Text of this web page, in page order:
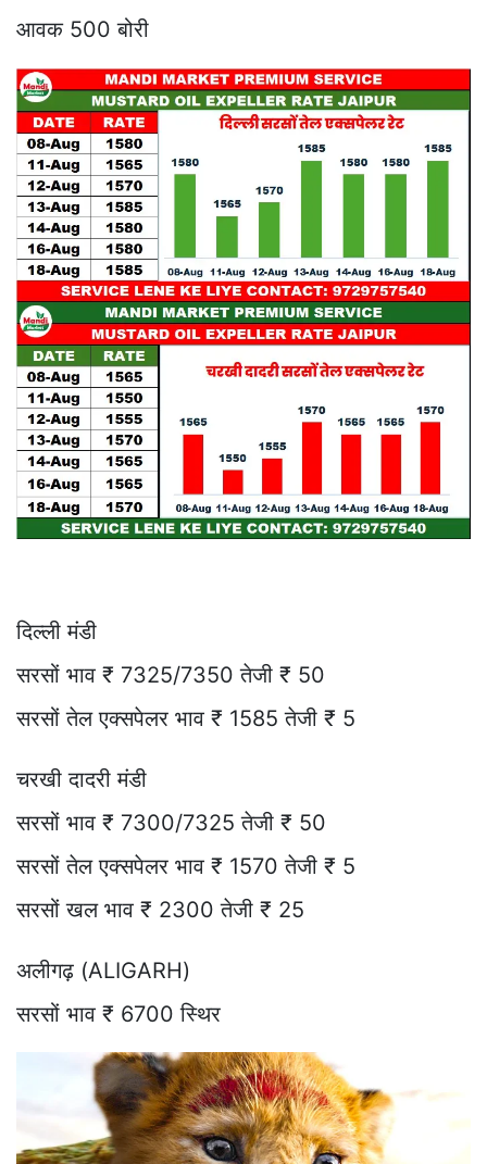
आवक 500 बोरी
दिल्ली मंडी
सरसों भाव ₹ 7325/7350 तेजी ₹ 50
सरसों तेल एक्सपेलर भाव ₹ 1585 तेजी ₹ 5
चरखी दादरी मंडी
सरसों भाव ₹ 7300/7325 तेजी ₹ 50
सरसों तेल एक्सपेलर भाव ₹ 1570 तेजी ₹ 5
सरसों खल भाव ₹ 2300 तेजी ₹ 25
अलीगढ़ (ALIGARH)
सरसों भाव ₹ 6700 स्थिर